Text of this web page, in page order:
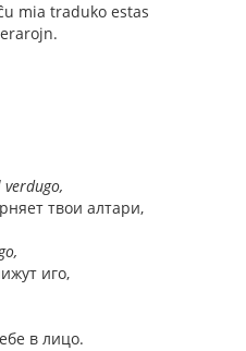
mia traduko estas
твои алтари,
иго,
в лицо.